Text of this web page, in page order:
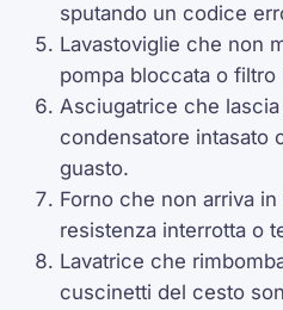
sputando un codice
Lavastoviglie che non
pompa bloccata o
Asciugatrice che
condensatore intasato
guasto.
Forno che non arriva
resistenza interrotta o
Lavatrice che
cuscinetti del cesto